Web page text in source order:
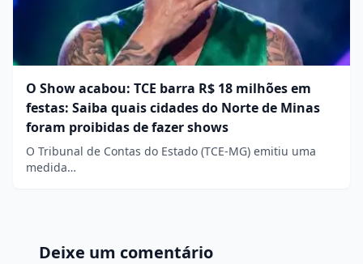
O Show acabou: TCE barra R$ 18 milhões em
festas: Saiba quais cidades do Norte de Minas
foram proibidas de fazer shows
O Tribunal de Contas do Estado (TCE-MG) emitiu uma
medida…
Deixe um comentário